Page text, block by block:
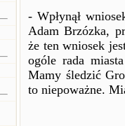
- Wpłynął
Adam Brzózka,
że ten wniosek
ogóle rada
Mamy śledzić
to niepoważne.